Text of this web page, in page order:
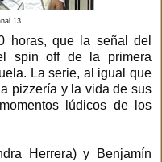
13
horas, que la señal del
spin off de la primera
La serie, al igual que
pizzería y la vida de sus
lúdicos de los
Herrera) y Benjamín